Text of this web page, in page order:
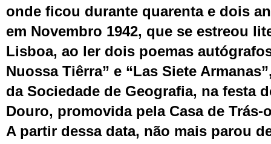
onde ficou durante quarenta e dois
em Novembro 1942, que se estreou
Lisboa, ao ler dois poemas
Nuossa Tiêrra” e “Las Siete
da Sociedade de Geografia, na festa
Douro, promovida pela Casa de
A partir dessa data, não mais parou